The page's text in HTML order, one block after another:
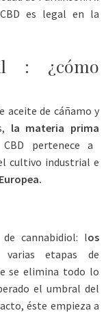
es legal en la
: ¿cómo
aceite de cáñamo y
la materia prima
pertenece a
cultivo industrial e
cannabidiol: los
etapas de
se elimina todo lo
el umbral del
éste empieza a